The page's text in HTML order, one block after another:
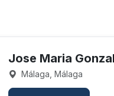
Jose Maria
Málaga, Málaga